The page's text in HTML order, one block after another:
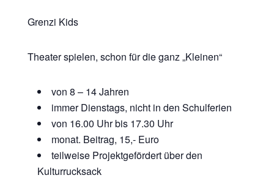
Grenzi Kids
Theater spielen, schon für die ganz „Kleinen“
von 8 – 14 Jahren
immer Dienstags, nicht in den Schulferien
von 16.00 Uhr bis 17.30 Uhr
monat. Beitrag, 15,- Euro
teilweise Projektgefördert über den
Kulturrucksack